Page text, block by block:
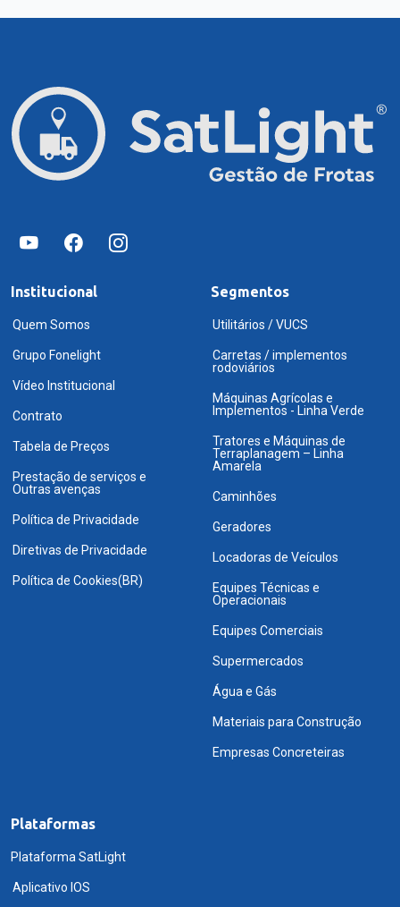
Institucional
Quem Somos
Grupo Fonelight
Vídeo Institucional
Contrato
Tabela de Preços
Prestação de serviços e
Outras avenças
Política de Privacidade
Diretivas de Privacidade
Política de Cookies(BR)
Segmentos
Utilitários / VUCS
Carretas / implementos
rodoviários
Máquinas Agrícolas e
Implementos - Linha Verde
Tratores e Máquinas de
Terraplanagem – Linha
Amarela
Caminhões
Geradores
Locadoras de Veículos
Equipes Técnicas e
Operacionais
Equipes Comerciais
Supermercados
Água e Gás
Materiais para Construção
Empresas Concreteiras
Plataformas
Plataforma SatLight
Aplicativo IOS